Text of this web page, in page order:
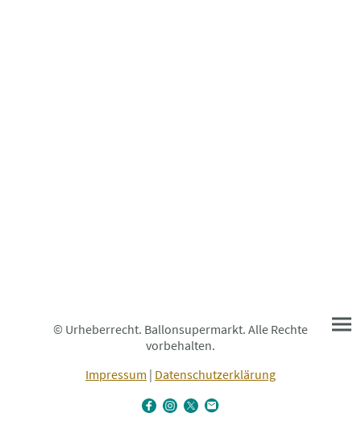
© Urheberrecht. Ballonsupermarkt. Alle Rechte
vorbehalten.
Impressum | Datenschutzerklärung